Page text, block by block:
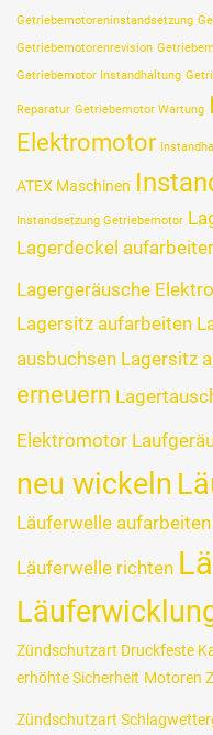
Getriebemotoreninstandsetzung
Getriebemotorenrevision
Getriebemotor Instandhaltung
Reparatur Getriebemotor Wartung
Elektromotor
ATEX Maschinen
Instandsetzung Getriebemotor
Lagerdeckel
Lagergeräusche
Lagersitz aufarbeiten
ausbuchsen Lagersitz
erneuern
Elektromotor
neu wickeln
Läuferwelle aufarbeiten
Läuferwelle richten
Zündschutzart Druckfeste
erhöhte Sicherheit Motoren
Zündschutzart